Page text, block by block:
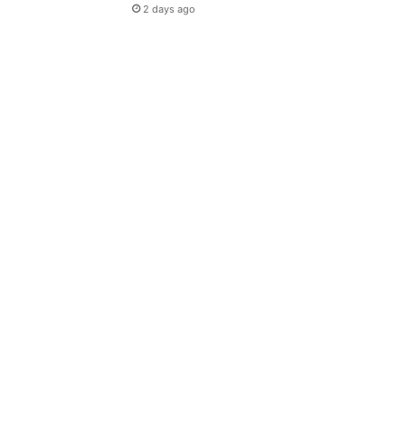
2 days ago